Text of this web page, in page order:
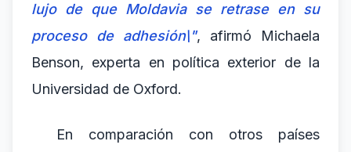
lujo de que Moldavia se retrase en su
proceso de adhesión\", afirmó Michaela
Benson, experta en política exterior de la
Universidad de Oxford.
En comparación con otros países